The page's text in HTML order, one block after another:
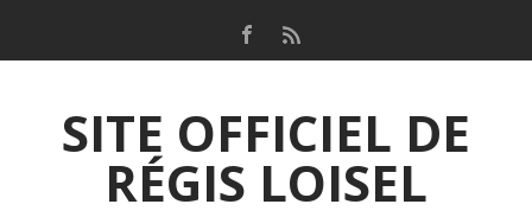
SITE OFFICIEL DE
RÉGIS LOISEL